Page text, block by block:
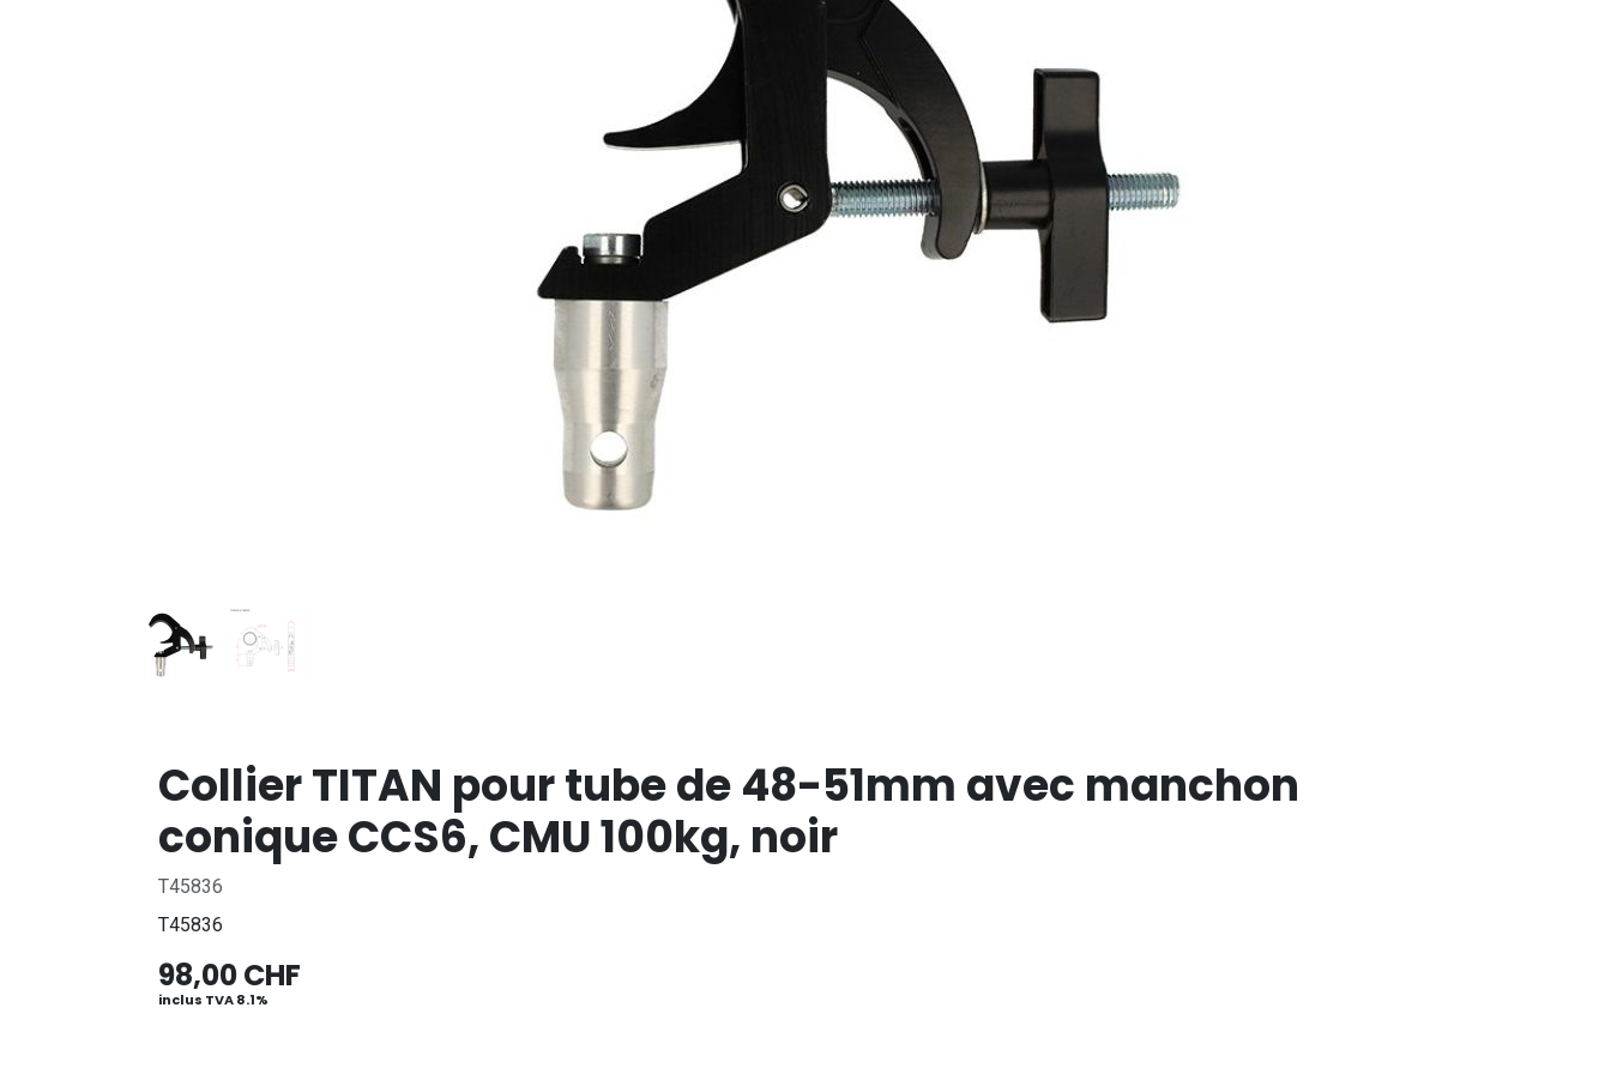
Collier TITAN pour tube de 48-51mm avec manchon
conique CCS6, CMU 100kg, noir
T45836
T45836
98,00CHF
inclus TVA 8.1%